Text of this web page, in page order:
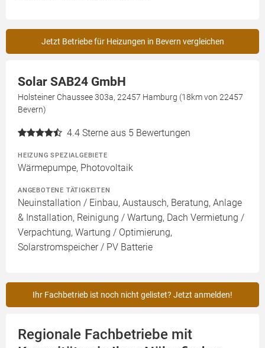
Jetzt Betriebe für Heizungen in Bevern vergleichen
Solar SAB24 GmbH
Holsteiner Chaussee 303a, 22457 Hamburg (18km von 22457
Bevern)
4.4 Sterne aus 5 Bewertungen
HEIZUNG SPEZIALGEBIETE
Wärmepumpe, Photovoltaik
ANGEBOTENE TÄTIGKEITEN
Neuinstallation / Einbau, Austausch, Beratung, Anlage
& Installation, Reinigung / Wartung, Dach Vermietung /
Verpachtung, Wartung / Optimierung,
Solarstromspeicher / PV Batterie
Ihr Fachbetrieb ist noch nicht gelistet? Jetzt anmelden!
Regionale Fachbetriebe mit